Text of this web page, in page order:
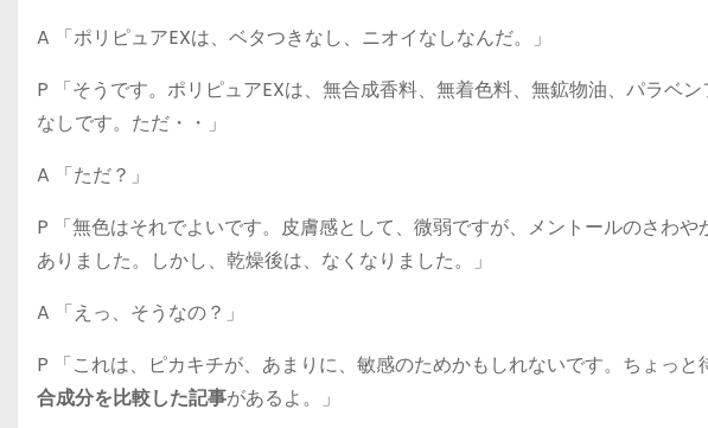
A 「ポリピュアEXは、ベタつきなし、ニオイなしなんだ。」
P 「そうです。ポリピュアEXは、無合成香料、無着色料、無鉱物油、パラベ
なしです。ただ・・」
A 「ただ？」
P 「無色はそれでよいです。皮膚感として、微弱ですが、メントールのさわ
ありました。しかし、乾燥後は、なくなりました。」
A 「えっ、そうなの？」
P 「これは、ピカキチが、あまりに、敏感のためかもしれないです。ちょっと
合成分を比較した記事があるよ。」